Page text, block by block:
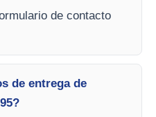
de contacto
de entrega de